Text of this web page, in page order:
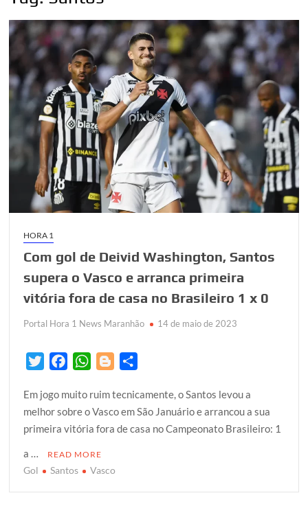
HORA 1
Com gol de Deivid Washington, Santos
supera o Vasco e arranca primeira
vitória fora de casa no Brasileiro 1 x 0
Portal Hora 1 News Maranhão 14 de maio de 2023
i
t
t
e
r
c
e
b
o
o
W
a
t
s
A
p
o
g
g
r
a
r
e
Em jogo muito ruim tecnicamente, o Santos levou a
melhor sobre o Vasco em São Januário e arrancou a sua
primeira vitória fora de casa no Campeonato Brasileiro: 1
a …
READ MORE
Gol Santos Vasco